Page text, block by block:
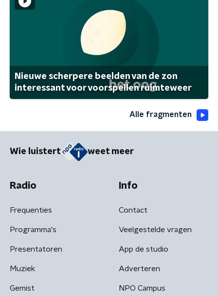
Nieuwe scherpere beelden van de zon
interessant voor voorspellen ruimteweer
Alle fragmenten
Wie luistert weet meer
Radio
Frequenties
Programma's
Presentatoren
Muziek
Gemist
Info
Contact
Veelgestelde vragen
App de studio
Adverteren
NPO Campus